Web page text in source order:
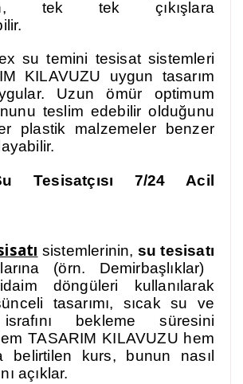
tek tek çıkışlara
su temini tesisat sistemleri
KILAVUZU uygun tasarım
Uzun ömür optimum
teslim edebilir olduğunu
plastik malzemeler benzer
Tesisatçısı 7/24 Acil
sistemlerinin, su tesisatı
(örn. Demirbaşlıklar)
döngüleri kullanılarak
tasarımı, sıcak su ve
bekleme süresini
TASARIM KILAVUZU hem
belirtilen kurs, bunun nasıl
açıklar.